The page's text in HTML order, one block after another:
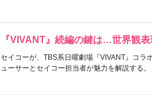
『VIVANT』続編の鍵は…世界観
セイコーが、TBS系日曜劇場『VIVANT』コラ
ューサーとセイコー担当者が魅力を解説する。